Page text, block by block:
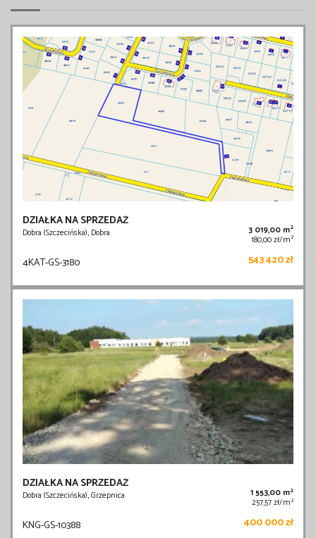
DZIAŁKA NA SPRZEDAŻ
Dobra (Szczecińska), Dobra 3 019,00 m2
180,00 zł/m2
4KAT-GS-3180 543 420 zł
DZIAŁKA NA SPRZEDAŻ
Dobra (Szczecińska), Grzepnica 1 553,00 m2
257,57 zł/m2
KNG-GS-10388 400 000 zł